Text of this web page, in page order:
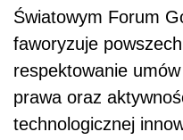
Światowym Forum
faworyzuje
respektowanie
prawa oraz
technologicznej